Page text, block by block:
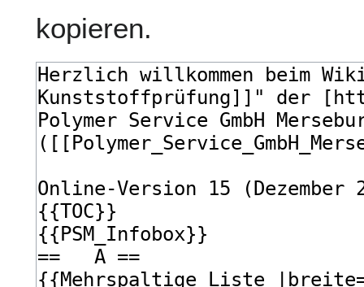
kopieren.